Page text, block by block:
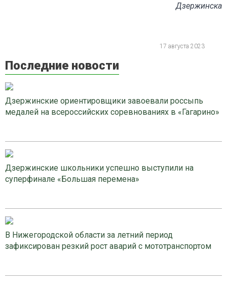
Дзержинска
17 августа 2023
Последние новости
Дзержинские ориентировщики завоевали россыпь
медалей на всероссийских соревнованиях в «Гагарино»
Дзержинские школьники успешно выступили на
суперфинале «Большая перемена»
В Нижегородской области за летний период
зафиксирован резкий рост аварий с мототранспортом